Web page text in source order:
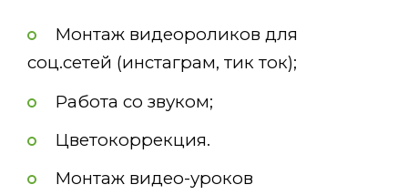
Монтаж видеороликов для
соц.сетей (инстаграм, тик ток);
Работа со звуком;
Цветокоррекция.
Монтаж видео-уроков